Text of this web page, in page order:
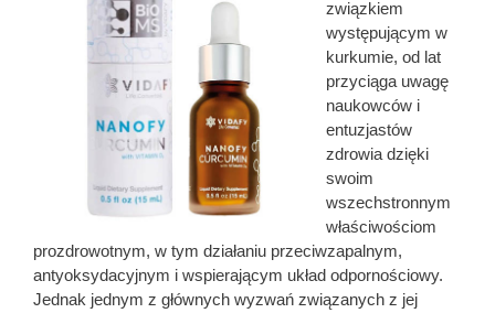
związkiem
występującym w
kurkumie, od lat
przyciąga uwagę
naukowców i
entuzjastów
zdrowia dzięki
swoim
wszechstronnym
właściwościom
prozdrowotnym, w tym działaniu przeciwzapalnym,
antyoksydacyjnym i wspierającym układ odpornościowy.
Jednak jednym z głównych wyzwań związanych z jej